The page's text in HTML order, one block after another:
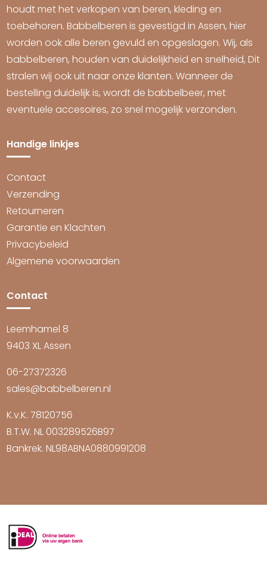
houdt met het verkopen van beren, kleding en
toebehoren. Babbelberen is gevestigd in Assen, hier
worden ook alle beren gevuld en opgeslagen. Wij, als
babbelberen, houden van duidelijkheid en snelheid, Dit
stralen wij ook uit naar onze klanten. Wanneer de
bestelling duidelijk is, wordt de babbelbeer, met
eventuele accesoires, zo snel mogelijk verzonden.
Handige linkjes
Contact
Verzending
Retourneren
Garantie en Klachten
Privacybeleid
Algemene voorwaarden
Contact
Leemhamel 8
9403 XL Assen
06-27372326
sales@babbelberen.nl
K.v.K. 78120756
B.T.W. NL 003289526B97
Bankrek. NL98ABNA0880991208